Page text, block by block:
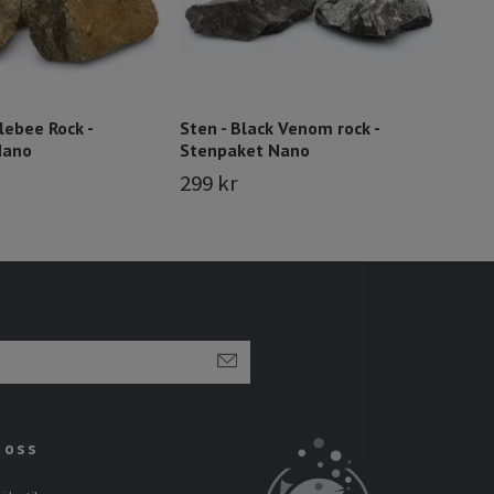
Rock -
Sten - Black Venom rock -
Stenpaket Nano
299 kr